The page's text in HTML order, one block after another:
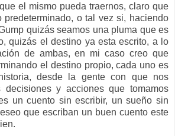
el mismo pueda traernos, claro que
predeterminado, o tal vez si, haciendo
quizás seamos una pluma que es
quizás el destino ya esta escrito, a lo
de ambas, en mi caso creo que
el destino propio, cada uno es
desde la gente con que nos
decisiones y acciones que tomamos
un cuento sin escribir, un sueño sin
que escriban un buen cuento este